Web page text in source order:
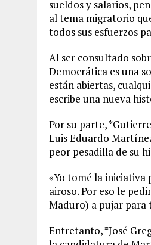
sueldos y salarios,
al tema migratorio
todos sus esfuerzos
Al ser consultado
Democrática es una
están abiertas,
escribe una nueva
Por su parte,
Luis Eduardo
peor pesadilla de su
«Yo tomé la iniciativa
airoso. Por eso le
Maduro) a pujar para
Entretanto, *José